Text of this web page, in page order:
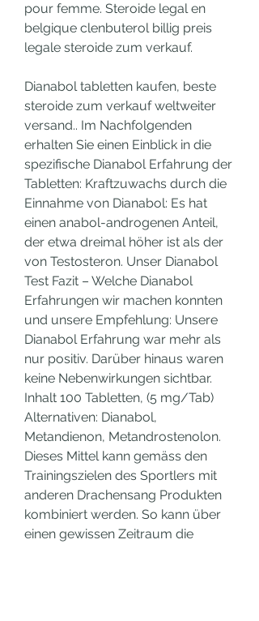
pour femme. Steroide legal en
belgique clenbuterol billig preis
legale steroide zum verkauf.
Dianabol tabletten kaufen, beste
steroide zum verkauf weltweiter
versand.. Im Nachfolgenden
erhalten Sie einen Einblick in die
spezifische Dianabol Erfahrung der
Tabletten: Kraftzuwachs durch die
Einnahme von Dianabol: Es hat
einen anabol-androgenen Anteil,
der etwa dreimal höher ist als der
von Testosteron. Unser Dianabol
Test Fazit – Welche Dianabol
Erfahrungen wir machen konnten
und unsere Empfehlung: Unsere
Dianabol Erfahrung war mehr als
nur positiv. Darüber hinaus waren
keine Nebenwirkungen sichtbar.
Inhalt 100 Tabletten, (5 mg/Tab)
Alternativen: Dianabol,
Metandienon, Metandrostenolon.
Dieses Mittel kann gemäss den
Trainingszielen des Sportlers mit
anderen Drachensang Produkten
kombiniert werden. So kann über
einen gewissen Zeitraum die